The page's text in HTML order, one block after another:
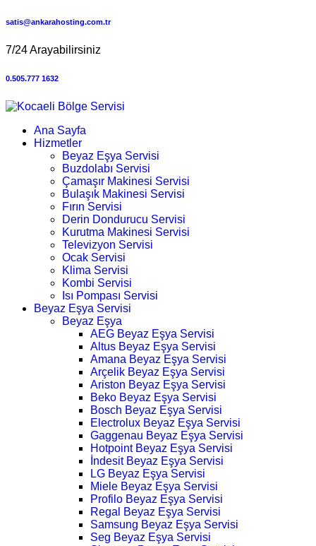
satis@ankarahosting.com.tr
7/24 Arayabilirsiniz
0.505.777 1632
Ana Sayfa
Hizmetler
Beyaz Eşya Servisi
Buzdolabı Servisi
Çamaşır Makinesi Servisi
Bulaşık Makinesi Servisi
Fırın Servisi
Derin Dondurucu Servisi
Kurutma Makinesi Servisi
Televizyon Servisi
Ocak Servisi
Klima Servisi
Kombi Servisi
Isı Pompası Servisi
Beyaz Eşya Servisi
Beyaz Eşya
AEG Beyaz Eşya Servisi
Altus Beyaz Eşya Servisi
Amana Beyaz Eşya Servisi
Arçelik Beyaz Eşya Servisi
Ariston Beyaz Eşya Servisi
Beko Beyaz Eşya Servisi
Bosch Beyaz Eşya Servisi
Electrolux Beyaz Eşya Servisi
Gaggenau Beyaz Eşya Servisi
Hotpoint Beyaz Eşya Servisi
İndesit Beyaz Eşya Servisi
LG Beyaz Eşya Servisi
Miele Beyaz Eşya Servisi
Profilo Beyaz Eşya Servisi
Regal Beyaz Eşya Servisi
Samsung Beyaz Eşya Servisi
Seg Beyaz Eşya Servisi